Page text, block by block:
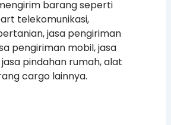
barang seperti
telekomunikasi,
jasa pengiriman
pengiriman mobil, jasa
pindahan rumah, alat
cargo lainnya.